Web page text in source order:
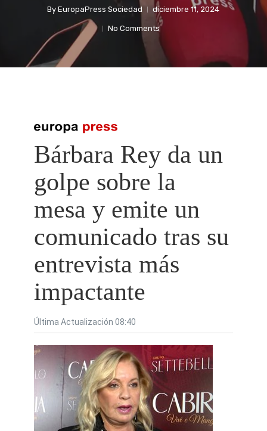
By EuropaPress Sociedad diciembre 11, 2024
No Comments